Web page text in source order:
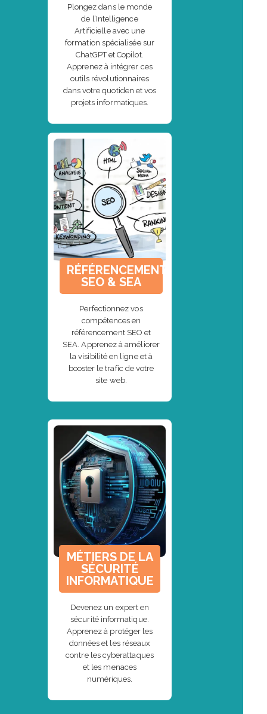
Plongez dans le monde
de l’Intelligence
Artificielle avec une
formation spécialisée sur
ChatGPT et Copilot.
Apprenez à intégrer ces
outils révolutionnaires
dans votre quotiden et vos
projets informatiques.
RÉFÉRENCEMENT
SEO & SEA
Perfectionnez vos
compétences en
référencement SEO et
SEA. Apprenez à améliorer
la visibilité en ligne et à
booster le trafic de votre
site web.
MÉTIERS DE LA
SÉCURITÉ
INFORMATIQUE
Devenez un expert en
sécurité informatique.
Apprenez à protéger les
données et les réseaux
contre les cyberattaques
et les menaces
numériques.